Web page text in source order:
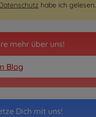
habe ich gelesen.
mehr über uns!
Blog
Dich mit uns!